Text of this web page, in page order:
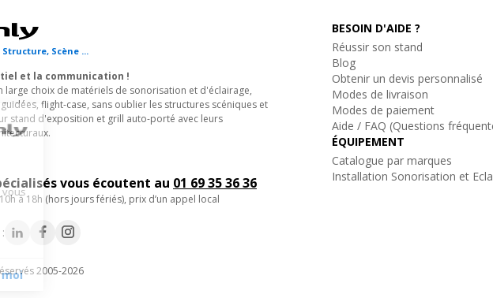
Scène ...
et la communication !
large choix de matériels de sonorisation et d'éclairage,
flight-case, sans oublier les structures scéniques et
stand d'exposition et grill auto-porté avec leurs
vous écoutent au 01 69 35 36 36
à 18h (hors jours fériés), prix d’un appel local
BESOIN D'AIDE ?
Réussir son stand
Blog
Obtenir un devis personnalisé
Modes de livraison
Modes de paiement
Aide / FAQ (Questions
ÉQUIPEMENT
Catalogue par marques
Installation Sonorisation et
2005-2026